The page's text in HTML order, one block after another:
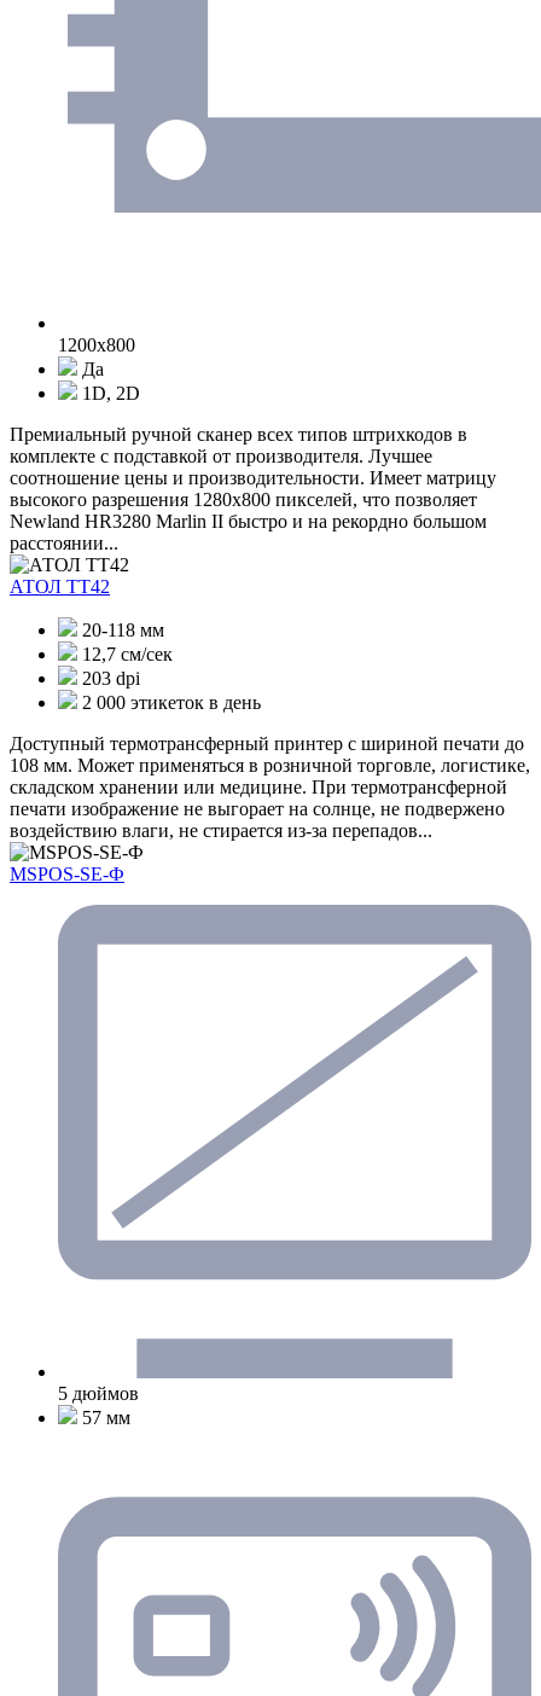
1200x800
Да
1D, 2D
Премиальный ручной сканер всех типов штрихкодов в
комплекте с подставкой от производителя. Лучшее
соотношение цены и производительности. Имеет матрицу
высокого разрешения 1280x800 пикселей, что позволяет
Newland HR3280 Marlin II быстро и на рекордно большом
расстоянии...
АТОЛ ТТ42
20-118 мм
12,7 см/сек
203 dpi
2 000 этикеток в день
Доступный термотрансферный принтер с шириной печати до
108 мм. Может применяться в розничной торговле, логистике,
складском хранении или медицине. При термотрансферной
печати изображение не выгорает на солнце, не подвержено
воздействию влаги, не стирается из-за перепадов...
MSPOS-SE-Ф
5 дюймов
57 мм